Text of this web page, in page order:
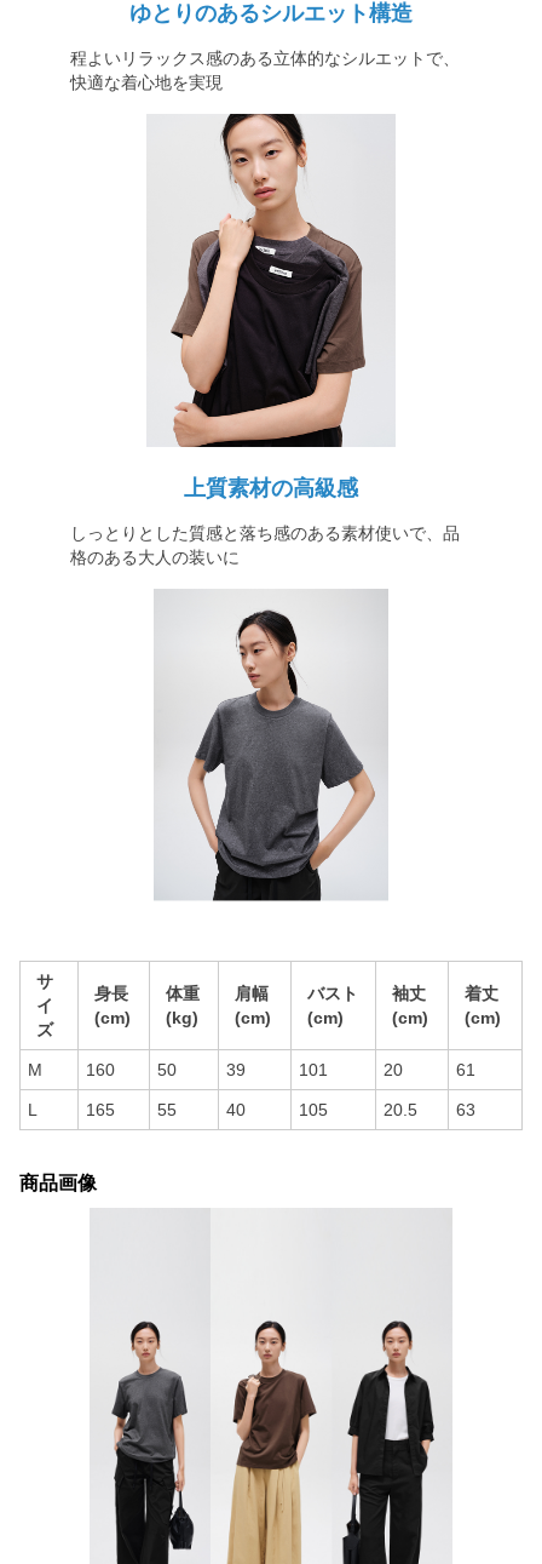
ゆとりのあるシルエット構造
程よいリラックス感のある立体的なシルエットで、
快適な着心地を実現
上質素材の高級感
しっとりとした質感と落ち感のある素材使いで、品
格のある大人の装いに
サ
イ
ズ
身長
(cm)
体重
(kg)
肩幅
(cm)
バスト
(cm)
袖丈
(cm)
着丈
(cm)
M 160 50 39 101 20 61
L 165 55 40 105 20.5 63
商品画像